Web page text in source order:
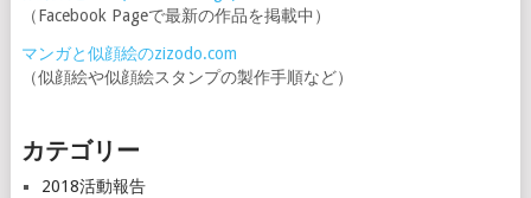
（Facebook Pageで最新の作品を掲載中）
マンガと似顔絵のzizodo.com
（似顔絵や似顔絵スタンプの製作手順など）
カテゴリー
2018活動報告